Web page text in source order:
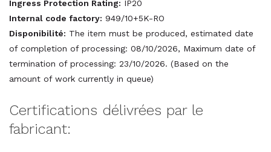
Ingress Protection Rating: IP20
Internal code factory: 949/10+5K-RO
Disponibilité: The item must be produced, estimated date
of completion of processing: 08/10/2026, Maximum date of
termination of processing: 23/10/2026. (Based on the
amount of work currently in queue)
Certifications délivrées par le
fabricant: